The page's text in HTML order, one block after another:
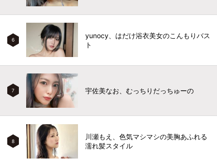
6
yunocy、はだけ浴衣美女のこんもりバス
ト
7 宇佐美なお、むっちりだっちゅーの
8
川瀬もえ、色気マシマシの美胸あふれる
濡れ髪スタイル